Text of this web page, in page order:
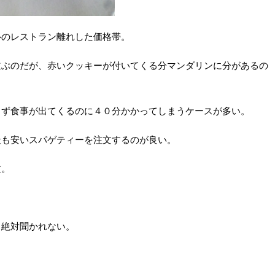
レストラン離れした価格帯。
のだが、赤いクッキーが付いてくる分マンダリンに分があるの
食事が出てくるのに４０分かかってしまうケースが多い。
安いスパゲティーを注文するのが良い。
対聞かれない。